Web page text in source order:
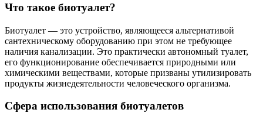
Что такое биотуалет?
Биотуалет — это устройство, являющееся альтернативой
сантехническому оборудованию при этом не требующее
наличия канализации. Это практически автономный туалет,
его функционирование обеспечивается природными или
химическими веществами, которые призваны утилизировать
продукты жизнедеятельности человеческого организма.
Сфера использования биотуалетов